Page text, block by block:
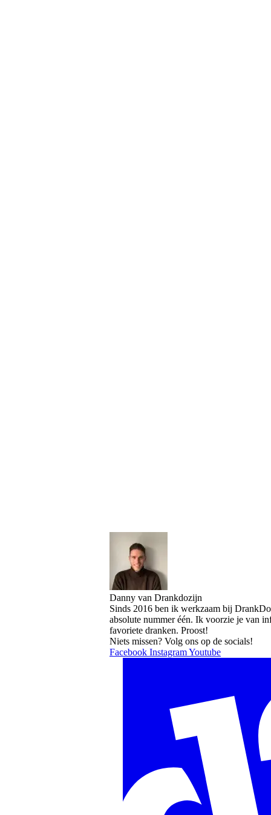
Danny van Drankdozijn
Sinds 2016 ben ik werkzaam bij
absolute nummer één. Ik voorzie je van
favoriete dranken. Proost!
Niets missen? Volg ons op de socials!
Facebook InstagramYoutube